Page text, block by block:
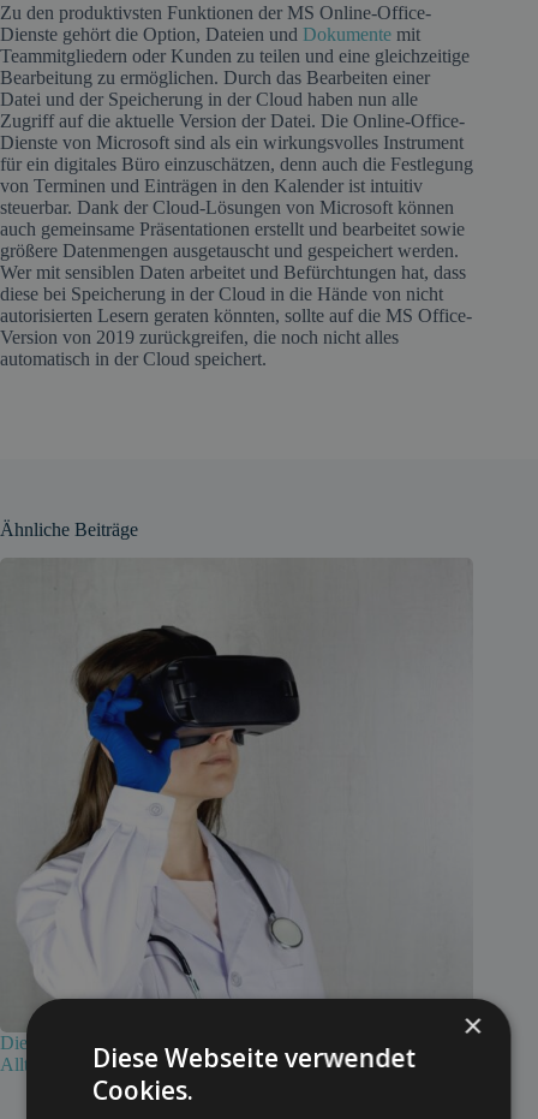
Zu den produktivsten Funktionen der MS Online-Office-
Dienste gehört die Option, Dateien und Dokumente mit
Teammitgliedern oder Kunden zu teilen und eine gleichzeitige
Bearbeitung zu ermöglichen. Durch das Bearbeiten einer
Datei und der Speicherung in der Cloud haben nun alle
Zugriff auf die aktuelle Version der Datei. Die Online-Office-
Dienste von Microsoft sind als ein wirkungsvolles Instrument
für ein digitales Büro einzuschätzen, denn auch die Festlegung
von Terminen und Einträgen in den Kalender ist intuitiv
steuerbar. Dank der Cloud-Lösungen von Microsoft können
auch gemeinsame Präsentationen erstellt und bearbeitet sowie
größere Datenmengen ausgetauscht und gespeichert werden.
Wer mit sensiblen Daten arbeitet und Befürchtungen hat, dass
diese bei Speicherung in der Cloud in die Hände von nicht
autorisierten Lesern geraten könnten, sollte auf die MS Office-
Version von 2019 zurückgreifen, die noch nicht alles
automatisch in der Cloud speichert.
Ähnliche Beiträge
Die Zukunft der Medizin: Wie KI im Gesundheitswesen den
Alltag schon heute verändert
10. Mai 2026
×
Diese Webseite verwendet
Cookies.